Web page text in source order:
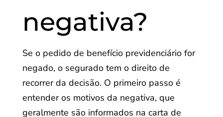
negativa?
Se o pedido de benefício previdenciário for
negado, o segurado tem o direito de
recorrer da decisão. O primeiro passo é
entender os motivos da negativa, que
geralmente são informados na carta de